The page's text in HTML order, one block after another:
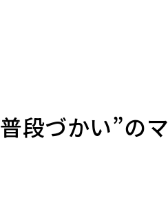
段づかい”のマ